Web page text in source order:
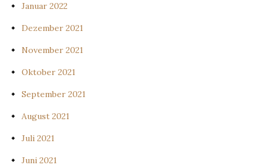
Januar 2022
Dezember 2021
November 2021
Oktober 2021
September 2021
August 2021
Juli 2021
Juni 2021